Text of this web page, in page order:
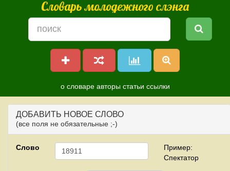
Словарь молодежного слэнга
о словаре авторы статьи ссылки
ДОБАВИТЬ НОВОЕ СЛОВО
(все поля не обязательные ;-)
Слово
Пример:
Спектатор